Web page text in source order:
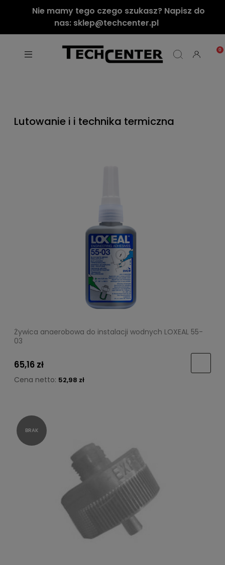
Nie mamy tego czego szukasz? Napisz do
nas: sklep@techcenter.pl
Lutowanie i i technika termiczna
Żywica anaerobowa do instalacji wodnych LOXEAL 55-
03
65,16 zł
Cena netto: 52,98 zł